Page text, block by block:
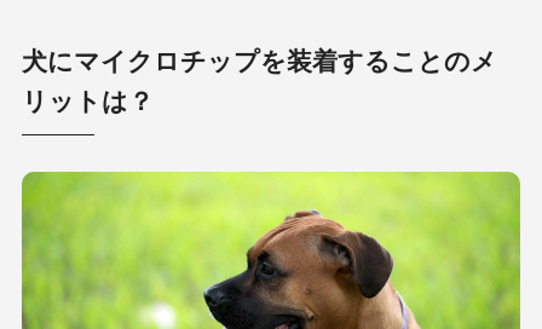
犬にマイクロチップを装着することのメ
リットは？